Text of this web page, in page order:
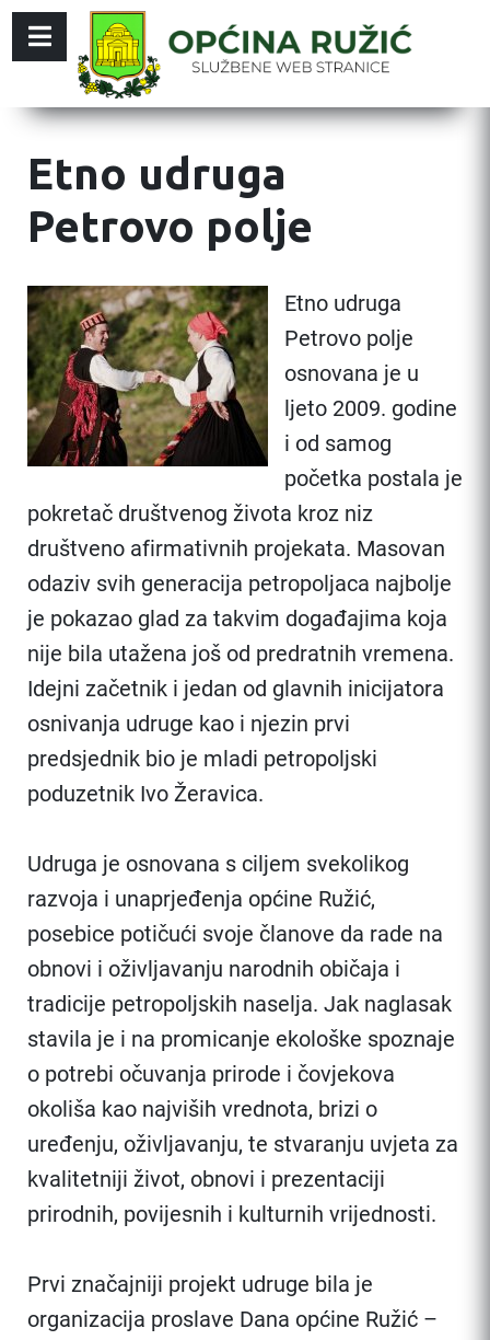
Etno udruga
Petrovo polje
Etno udruga
Petrovo polje
osnovana je u
ljeto 2009. godine
i od samog
početka postala je
pokretač društvenog života kroz niz
društveno afirmativnih projekata. Masovan
odaziv svih generacija petropoljaca najbolje
je pokazao glad za takvim događajima koja
nije bila utažena još od predratnih vremena.
Idejni začetnik i jedan od glavnih inicijatora
osnivanja udruge kao i njezin prvi
predsjednik bio je mladi petropoljski
poduzetnik Ivo Žeravica.
Udruga je osnovana s ciljem svekolikog
razvoja i unaprjeđenja općine Ružić,
posebice potičući svoje članove da rade na
obnovi i oživljavanju narodnih običaja i
tradicije petropoljskih naselja. Jak naglasak
stavila je i na promicanje ekološke spoznaje
o potrebi očuvanja prirode i čovjekova
okoliša kao najviših vrednota, brizi o
uređenju, oživljavanju, te stvaranju uvjeta za
kvalitetniji život, obnovi i prezentaciji
prirodnih, povijesnih i kulturnih vrijednosti.
Prvi značajniji projekt udruge bila je
organizacija proslave Dana općine Ružić –